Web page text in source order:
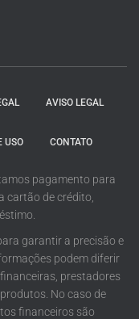
AVISO LEGAL
USO CONTATO
pagamento para
cartão de crédito,
garantir a precisão e
podem diferir
prestadores
No caso de
financeiros são